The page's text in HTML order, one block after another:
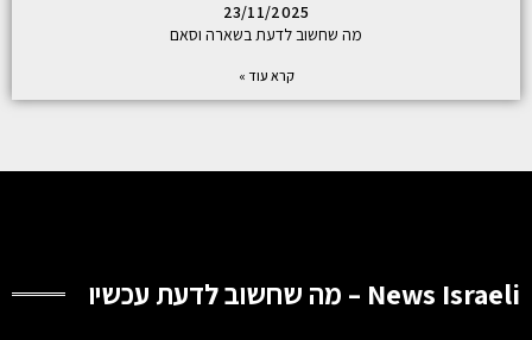
23/11/2025
מה שחשוב לדעת בשארה וסאם
קרא עוד »
News Israeli – מה שחשוב לדעת עכשיו